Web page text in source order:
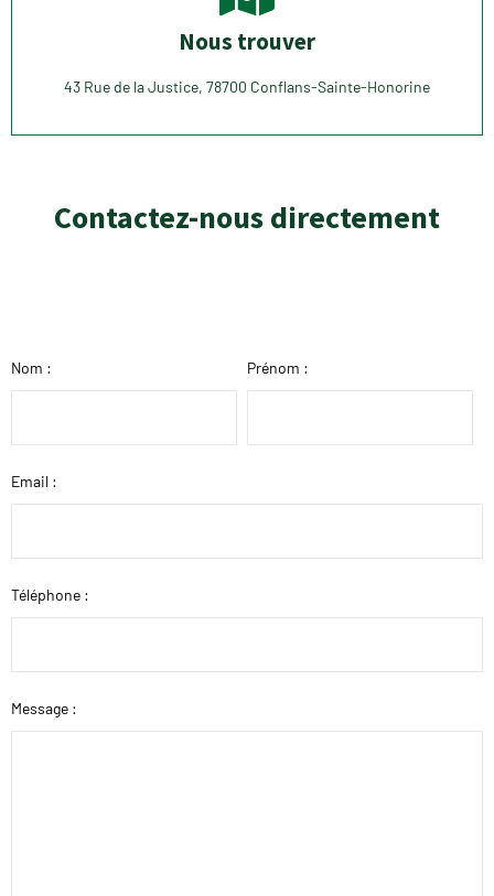
Nous trouver
43 Rue de la Justice, 78700 Conflans-Sainte-Honorine
Contactez-nous directement
Nom : Prénom :
Email :
Téléphone :
Message :